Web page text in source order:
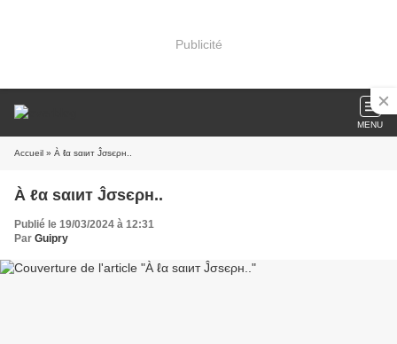
Publicité
MENU
Accueil » À ℓα ѕαιит Ĵσѕєρн..
À ℓα ѕαιит Ĵσѕєρн..
Publié le 19/03/2024 à 12:31
Par Guipry